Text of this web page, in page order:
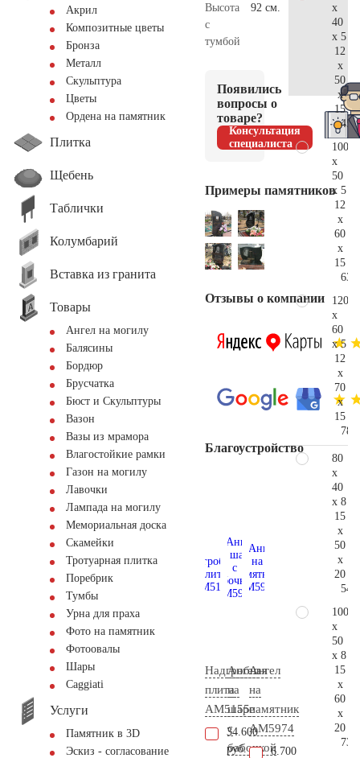
Акрил
Композитные цветы
Бронза
Металл
Скульптура
Цветы
Ордена на памятник
Плитка
Щебень
Таблички
Колумбарий
Вставка из гранита
Товары
Ангел на могилу
Балясины
Бордюр
Брусчатка
Бюст и Скульптуры
Вазон
Вазы из мрамора
Влагостойкие рамки
Газон на могилу
Лавочки
Лампада на могилу
Мемориальная доска
Скамейки
Тротуарная плитка
Поребрик
Тумбы
Урна для праха
Фото на памятник
Фотоовалы
Шары
Сaggiati
Услуги
Памятник в 3D
Эскиз - согласование
Высота
с
тумбой
92 см.
Появились
вопросы о
товаре?
Консультация
специалиста
Примеры памятников
Отзывы о компании
Благоустройство
Надгробная
плита
AM5155
34.600
руб.
Ангел
на
шаре
с
бабочкой
Ангел
на
памятник
AM5974
6.700
x
40
x 5
12
x
50
x
15
100
x
50
x 5
12
x
60
x
15
120
x
60
x 5
12
x
70
x
15
80
x
40
x 8
15
x
50
x
20
100
x
50
x 8
15
x
60
x
20